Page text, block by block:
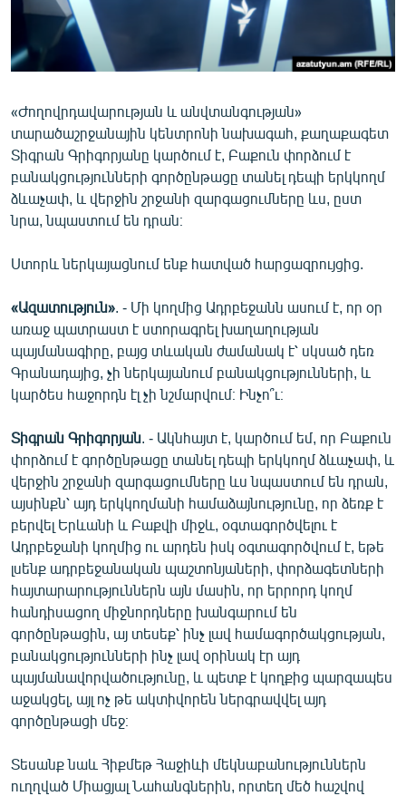
ՏՏ ԵՒ ԻՆՏԵՐՆԵՏ
ԿՈՐՈՆԱՎԻՐՈՒՍ
ՏԵՍԱՆՅՈՒԹԵՐ
ԲԱՆԱՎԵՃ
ՁԳՏԵԼՈՎ ԼԱՎԱԳՈՒՅՆԻՆ
ՓՈԴՔԱՍԹ
Հայերեն
Русский
ՀԵՏԵՎԵՔ ՄԵԶ
«Ազատության» բոլոր կայքերը
«Ժողովրդավարության և անվտանգության»
տարածաշրջանային կենտրոնի նախագահ, քաղաքագետ
Տիգրան Գրիգորյանը կարծում է, Բաքուն փորձում է
բանակցությունների գործընթացը տանել դեպի երկկողմ
ձևաչափ, և վերջին շրջանի զարգացումները ևս, ըստ
նրա, նպաստում են դրան։
Ստորև ներկայացնում ենք հատված հարցազրույցից.
«Ազատություն» . - Մի կողմից Ադրբեջանն ասում է, որ օր
առաջ պատրաստ է ստորագրել խաղաղության
պայմանագիրը, բայց տևական ժամանակ է՝ սկսած դեռ
Գրանադայից, չի ներկայանում բանակցությունների, և
կարծես հաջորդն էլ չի նշմարվում։ Ինչո՞ւ։
Տիգրան Գրիգորյան . - Ակնհայտ է, կարծում եմ, որ Բաքուն
փորձում է գործընթացը տանել դեպի երկկողմ ձևաչափ, և
վերջին շրջանի զարգացումները ևս նպաստում են դրան,
այսինքն՝ այդ երկկողմանի համաձայնությունը, որ ձեռք է
բերվել Երևանի և Բաքվի միջև, օգտագործվելու է
Ադրբեջանի կողմից ու արդեն իսկ օգտագործվում է, եթե
լսենք ադրբեջանական պաշտոնյաների, փորձագետների
հայտարարություններն այն մասին, որ երրորդ կողմ
հանդիսացող միջնորդները խանգարում են
գործընթացին, այ տեսեք՝ ինչ լավ համագործակցության,
բանակցությունների ինչ լավ օրինակ էր այդ
պայմանավորվածությունը, և պետք է կողքից պարզապես
աջակցել, այլ ոչ թե ակտիվորեն ներգրավվել այդ
գործընթացի մեջ։
Տեսանք նաև Հիքմեթ Հաջիևի մեկնաբանություններն
ուղղված Միացյալ Նահանգներին, որտեղ մեծ հաշվով